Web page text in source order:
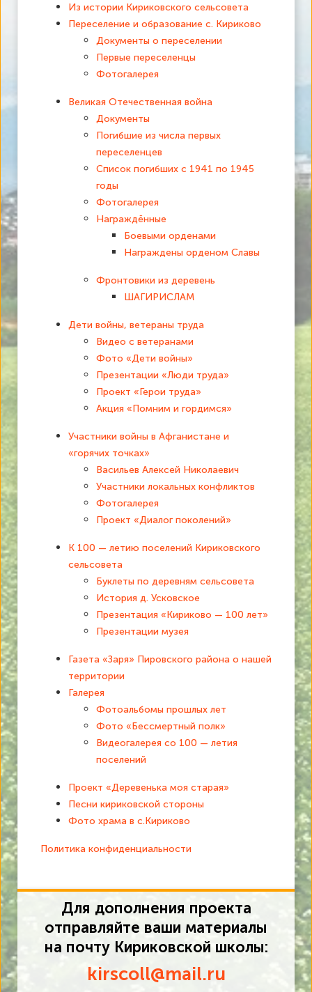
Из истории Кириковского сельсовета
Переселение и образование с. Кириково
Документы о переселении
Первые переселенцы
Фотогалерея
Великая Отечественная война
Документы
Погибшие из числа первых
переселенцев
Список погибших с 1941 по 1945
годы
Фотогалерея
Награждённые
Боевыми орденами
Награждены орденом Славы
Фронтовики из деревень
ШАГИРИСЛАМ
Дети войны, ветераны труда
Видео с ветеранами
Фото «Дети войны»
Презентации «Люди труда»
Проект «Герои труда»
Акция «Помним и гордимся»
Участники войны в Афганистане и
«горячих точках»
Васильев Алексей Николаевич
Участники локальных конфликтов
Фотогалерея
Проект «Диалог поколений»
К 100 — летию поселений Кириковского
сельсовета
Буклеты по деревням сельсовета
История д. Усковское
Презентация «Кириково — 100 лет»
Презентации музея
Газета «Заря» Пировского района о нашей
территории
Галерея
Фотоальбомы прошлых лет
Фото «Бессмертный полк»
Видеогалерея со 100 — летия
поселений
Проект «Деревенька моя старая»
Песни кириковской стороны
Фото храма в с.Кириково
Политика конфиденциальности
Для дополнения проекта
отправляйте ваши материалы
на почту Кириковской школы:
kirscoll@mail.ru